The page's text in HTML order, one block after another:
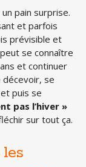
un pain surprise.
et parfois
prévisible et
se connaître
et continuer
se
puis se
pas l’hiver »
sur tout ça.